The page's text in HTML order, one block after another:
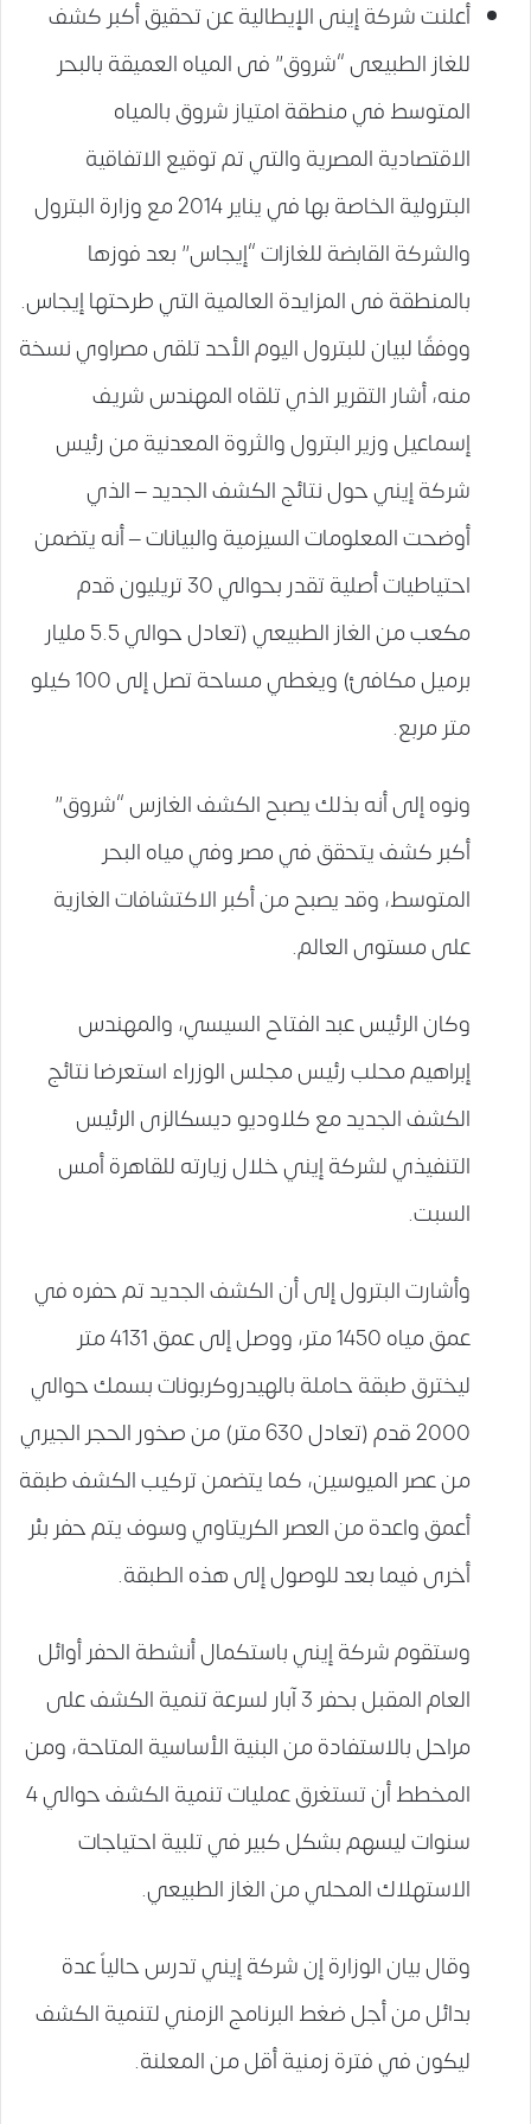
أعلنت شركة إينى الإيطالية عن تحقيق أكبر كشف
للغاز الطبيعى “شروق” فى المياه العميقة بالبحر
المتوسط في منطقة امتياز شروق بالمياه
الاقتصادية المصرية والتي تم توقيع الاتفاقية
البترولية الخاصة بها في يناير 2014 مع وزارة البترول
والشركة القابضة للغازات “إيجاس” بعد فوزها
بالمنطقة فى المزايدة العالمية التي طرحتها إيجاس.
ووفقًا لبيان للبترول اليوم الأحد تلقى مصراوي نسخة
منه، أشار التقرير الذي تلقاه المهندس شريف
إسماعيل وزير البترول والثروة المعدنية من رئيس
شركة إيني حول نتائج الكشف الجديد – الذي
أوضحت المعلومات السيزمية والبيانات – أنه يتضمن
احتياطيات أصلية تقدر بحوالي 30 تريليون قدم
مكعب من الغاز الطبيعي (تعادل حوالي 5.5 مليار
برميل مكافئ) ويغطي مساحة تصل إلى 100 كيلو
متر مربع.
ونوه إلى أنه بذلك يصبح الكشف الغازس “شروق”
أكبر كشف يتحقق في مصر وفي مياه البحر
المتوسط، وقد يصبح من أكبر الاكتشافات الغازية
على مستوى العالم.
وكان الرئيس عبد الفتاح السيسي، والمهندس
إبراهيم محلب رئيس مجلس الوزراء استعرضا نتائج
الكشف الجديد مع كلاوديو ديسكالزى الرئيس
التنفيذي لشركة إيني خلال زيارته للقاهرة أمس
السبت.
وأشارت البترول إلى أن الكشف الجديد تم حفره في
عمق مياه 1450 متر، ووصل إلى عمق 4131 متر
ليخترق طبقة حاملة بالهيدروكربونات بسمك حوالي
2000 قدم (تعادل 630 متر) من صخور الحجر الجيري
من عصر الميوسين، كما يتضمن تركيب الكشف طبقة
أعمق واعدة من العصر الكريتاوي وسوف يتم حفر بئر
أخرى فيما بعد للوصول إلى هذه الطبقة.
وستقوم شركة إيني باستكمال أنشطة الحفر أوائل
العام المقبل بحفر 3 آبار لسرعة تنمية الكشف على
مراحل بالاستفادة من البنية الأساسية المتاحة، ومن
المخطط أن تستغرق عمليات تنمية الكشف حوالي 4
سنوات ليسهم بشكل كبير في تلبية احتياجات
الاستهلاك المحلي من الغاز الطبيعي.
وقال بيان الوزارة إن شركة إيني تدرس حالياً عدة
بدائل من أجل ضغط البرنامج الزمني لتنمية الكشف
ليكون في فترة زمنية أقل من المعلنة.